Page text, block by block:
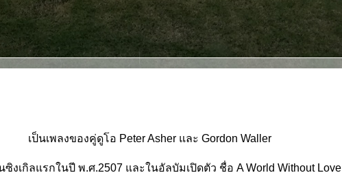
เป็นเพลงของคู่ดูโอ Peter Asher และ Gordon Waller
ซิงเกิลแรกในปี พ.ศ.2507 และในอัลบัมเปิดตัว ชื่อ A World Without Love